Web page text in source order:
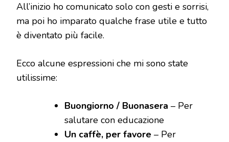
All’inizio ho comunicato solo con gesti e sorrisi,
ma poi ho imparato qualche frase utile e tutto
è diventato più facile.
Ecco alcune espressioni che mi sono state
utilissime:
Buongiorno / Buonasera – Per
salutare con educazione
Un caffè, per favore – Per